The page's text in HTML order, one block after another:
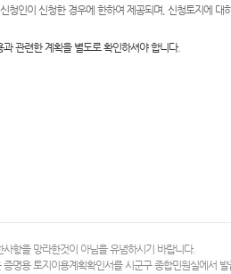
청인이 신청한 경우에 한하여 제공되며, 신청토지에 대
관련한 계획을 별도로 확인하셔야 합니다.
항을 망라한것이 아님을 유념하시기 바랍니다.
명용 토지이용계획확인서를 시군구 종합민원실에서 발